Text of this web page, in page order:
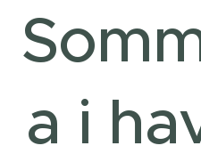
a i